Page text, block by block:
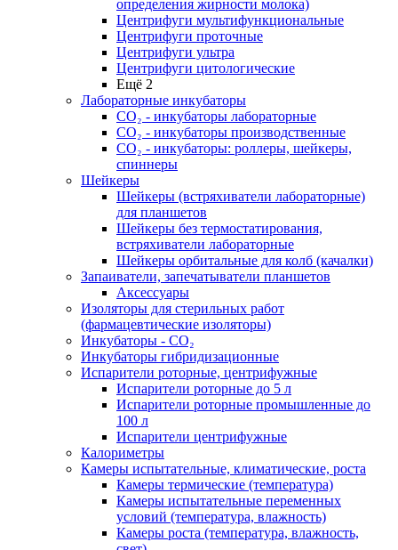
определения жирности молока)
Центрифуги мультифункциональные
Центрифуги проточные
Центрифуги ультра
Центрифуги цитологические
Ещё 2
Лабораторные инкубаторы
СО₂ - инкубаторы лабораторные
СО₂ - инкубаторы производственные
СО₂ - инкубаторы: роллеры, шейкеры,
спиннеры
Шейкеры
Шейкеры (встряхиватели лабораторные)
для планшетов
Шейкеры без термостатирования,
встряхиватели лабораторные
Шейкеры орбитальные для колб (качалки)
Запаиватели, запечатыватели планшетов
Аксессуары
Изоляторы для стерильных работ
(фармацевтические изоляторы)
Инкубаторы - CO₂
Инкубаторы гибридизационные
Испарители роторные, центрифужные
Испарители роторные до 5 л
Испарители роторные промышленные до
100 л
Испарители центрифужные
Калориметры
Камеры испытательные, климатические, роста
Камеры термические (температура)
Камеры испытательные переменных
условий (температура, влажность)
Камеры роста (температура, влажность,